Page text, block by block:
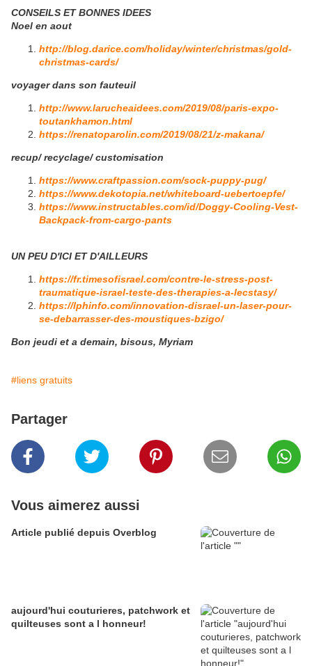
CONSEILS ET BONNES IDEES
Noel en aout
http://blog.darice.com/holiday/winter/christmas/gold-
christmas-cards/
voyager dans son fauteuil
http://www.larucheaidees.com/2019/08/paris-expo-
toutankhamon.html
https://renatoparolin.com/2019/08/21/z-makana/
recup/ recyclage/ customisation
https://www.craftpassion.com/sock-puppy-pug/
https://www.dekotopia.net/whiteboard-uebertoepfe/
https://www.instructables.com/id/Doggy-Cooling-Vest-
Backpack-from-cargo-pants
UN PEU D'ICI ET D'AILLEURS
https://fr.timesofisrael.com/contre-le-stress-post-
traumatique-israel-teste-des-therapies-a-lecstasy/
https://lphinfo.com/innovation-disrael-un-laser-pour-
se-debarrasser-des-moustiques-bzigo/
​​​​​​​Bon jeudi et a demain, bisous, Myriam
#liens gratuits
Partager
Vous aimerez aussi
Article publié depuis Overblog
aujourd'hui couturieres, patchwork et
quilteuses sont a l honneur!